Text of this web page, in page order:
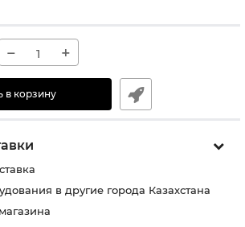
− +
в корзину
в другие города Казахстана